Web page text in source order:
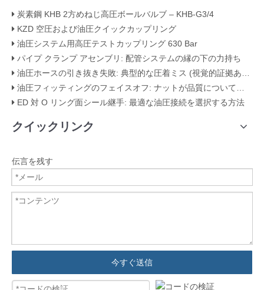
炭素鋼 KHB 2方めねじ高圧ボールバルブ – KHB-G3/4
KZD 空圧および油圧クイックカップリング
油圧システム用高圧テストカップリング 630 Bar
パイプ クランプ アセンブリ: 配管システムの縁の下の力持ち
油圧ホースの引き抜き失敗: 典型的な圧着ミス (視覚的証拠あり)
油圧フィッティングのフェイスオフ: ナットが品質について明らかにするもの
ED 対 O リング面シール継手: 最適な油圧接続を選択する方法
クイックリンク
伝言を残す
今すぐ送信